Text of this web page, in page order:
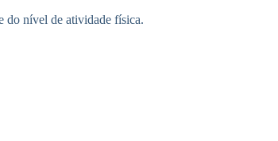
do nível de atividade física.